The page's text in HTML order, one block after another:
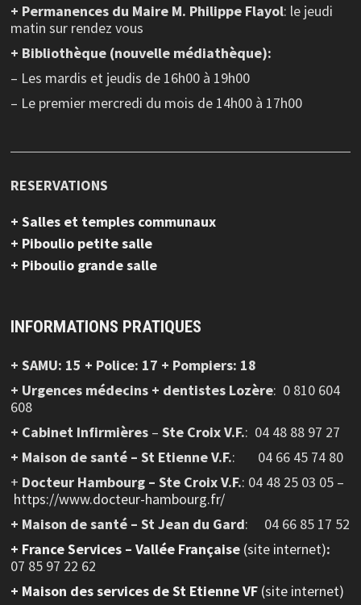
+ Permanences du Maire M. Philippe Flayol: le jeudi
matin sur rendez vous
+ Bibliothèque (nouvelle médiathèque):
– Les mardis et jeudis de 16h00 à 19h00
– Le premier mercredi du mois de 14h00 à 17h00
RESERVATIONS
+ Salles et temples communaux
+ Piboulio petite salle
+ Piboulio grande salle
INFORMATIONS PRATIQUES
+ SAMU: 15 + Police: 17 + Pompiers: 18
+ Urgences médecins + dentistes Lozère: 0 810 604
608
+ Cabinet Infirmières– Ste Croix V.F.: 04 48 88 97 27
+ Maison de santé – St Etienne V.F.: 04 66 45 74 80
+ Docteur Hambourg – Ste Croix V.F.: 04 48 25 03 05 –
https://www.docteur-hambourg.fr/
+ Maison de santé – St Jean du Gard: 04 66 85 17 52
+ France Services – Vallée Française (site internet):
07 85 97 22 62
+ Maison des services de St Etienne VF (site internet)